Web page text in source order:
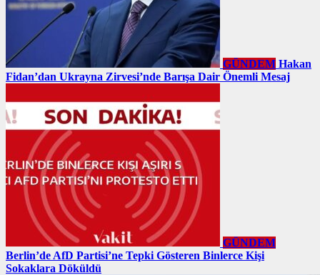
GÜNDEM Hakan
Fidan’dan Ukrayna Zirvesi’nde Barışa Dair Önemli Mesaj
GÜNDEM
Berlin’de AfD Partisi’ne Tepki Gösteren Binlerce Kişi
Sokaklara Döküldü